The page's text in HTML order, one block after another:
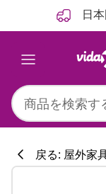
日
戻る: 屋外家